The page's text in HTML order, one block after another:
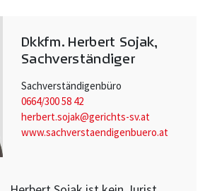
Dkkfm. Herbert Sojak,
Sachverständiger
Sachverständigenbüro
0664/300 58 42
herbert.sojak@gerichts-sv.at
www.sachverstaendigenbuero.at